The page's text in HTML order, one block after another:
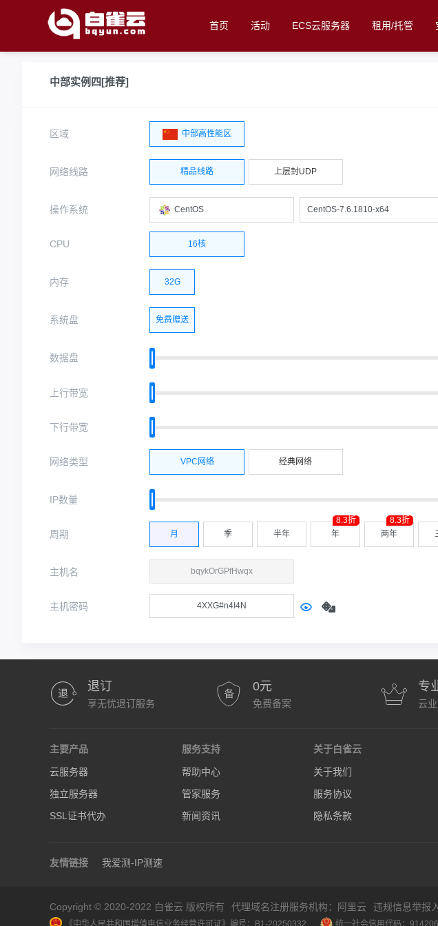
首页 活动 ECS云服务器 租用/托管
中部实例四[推荐]
区域 中部高性能区
网络线路 精品线路 上层封UDP
操作系统 CentOS CentOS-7.6.1810-x64
CPU 16核
内存 32G
系统盘 免费赠送
数据盘
上行带宽
下行带宽
网络类型 VPC网络 经典网络
IP数量
周期 月 季 半年 年
8.3折
两年
8.3折
主机名
主机密码
退订
享无忧退订服务
0元
免费备案
专
云
主要产品
云服务器
独立服务器
SSL证书代办
服务支持
帮助中心
管家服务
新闻资讯
关于白雀云
关于我们
服务协议
隐私条款
友情链接 我爱测-IP测速
Copyright © 2020-2022 白雀云 版权所有 代理域名注册服务机构：阿里云 违规信息举报
《中华人民共和国增值电信业务经营许可证》编号：B1-20250332 统一社会信用代码：